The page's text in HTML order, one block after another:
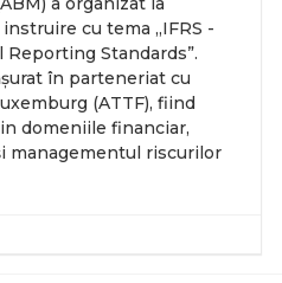
cu tema „IFRS -
Standards”.
în parteneriat cu
(ATTF), fiind
domeniile financiar,
managementul riscurilor